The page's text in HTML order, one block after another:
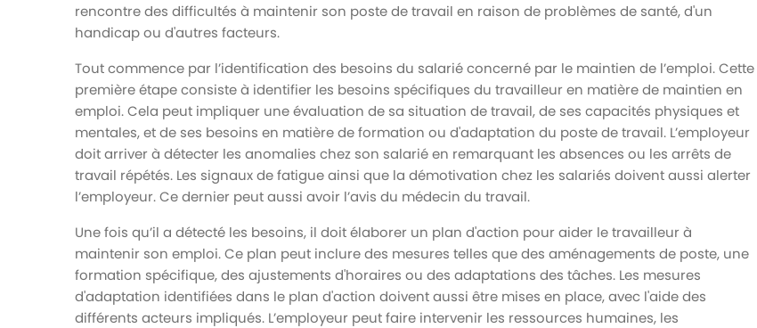
rencontre des difficultés à maintenir son poste de travail en raison de problèmes de santé, d'un
handicap ou d'autres facteurs.
Tout commence par l’identification des besoins du salarié concerné par le maintien de l’emploi. Cette
première étape consiste à identifier les besoins spécifiques du travailleur en matière de maintien en
emploi. Cela peut impliquer une évaluation de sa situation de travail, de ses capacités physiques et
mentales, et de ses besoins en matière de formation ou d'adaptation du poste de travail. L’employeur
doit arriver à détecter les anomalies chez son salarié en remarquant les absences ou les arrêts de
travail répétés. Les signaux de fatigue ainsi que la démotivation chez les salariés doivent aussi alerter
l’employeur. Ce dernier peut aussi avoir l’avis du médecin du travail.
Une fois qu’il a détecté les besoins, il doit élaborer un plan d'action pour aider le travailleur à
maintenir son emploi. Ce plan peut inclure des mesures telles que des aménagements de poste, une
formation spécifique, des ajustements d'horaires ou des adaptations des tâches. Les mesures
d'adaptation identifiées dans le plan d'action doivent aussi être mises en place, avec l'aide des
différents acteurs impliqués. L’employeur peut faire intervenir les ressources humaines, les